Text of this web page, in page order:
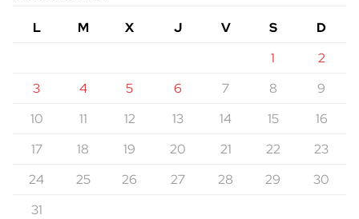
L
M X J V S
D
1
2
3
4 5 6 7 8
9
10
11 12 13 14 15
16
17
18 19 20 21 22
23
24
25 26 27 28 29
30
31